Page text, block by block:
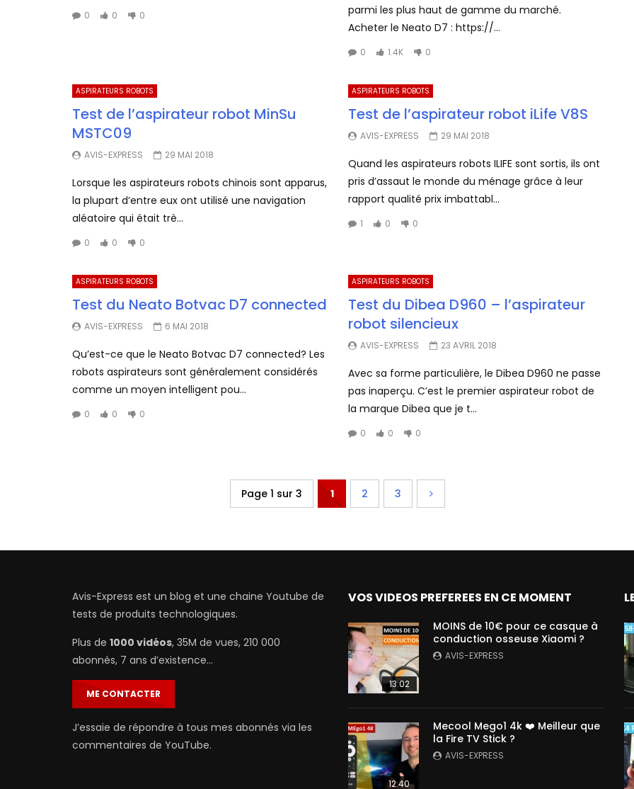
0 0 0
parmi les plus haut de gamme du marché.
Acheter le Neato D7 : https://...
0 1.4K 0
ASPIRATEURS ROBOTS
Test de l’aspirateur robot MinSu
MSTC09
AVIS-EXPRESS 29 MAI 2018
Lorsque les aspirateurs robots chinois sont apparus,
la plupart d’entre eux ont utilisé une navigation
aléatoire qui était trè...
0 0 0
ASPIRATEURS ROBOTS
Test de l’aspirateur robot iLife V8S
AVIS-EXPRESS 29 MAI 2018
Quand les aspirateurs robots ILIFE sont sortis, ils ont
pris d’assaut le monde du ménage grâce à leur
rapport qualité prix imbattabl...
1 0 0
ASPIRATEURS ROBOTS
Test du Neato Botvac D7 connected
AVIS-EXPRESS 6 MAI 2018
Qu’est-ce que le Neato Botvac D7 connected? Les
robots aspirateurs sont généralement considérés
comme un moyen intelligent pou...
0 0 0
ASPIRATEURS ROBOTS
Test du Dibea D960 – l’aspirateur
robot silencieux
AVIS-EXPRESS 23 AVRIL 2018
Avec sa forme particulière, le Dibea D960 ne passe
pas inaperçu. C’est le premier aspirateur robot de
la marque Dibea que je t...
0 0 0
Page 1 sur 3 1 2 3
Avis-Express est un blog et une chaine Youtube de
tests de produits technologiques.
Plus de 1000 vidéos, 35M de vues, 210 000
abonnés, 7 ans d’existence…
ME CONTACTER
J’essaie de répondre à tous mes abonnés via les
commentaires de YouTube.
VOS VIDEOS PREFEREES EN CE MOMENT
13:02
MOINS de 10€ pour ce casque à
conduction osseuse Xiaomi ?
AVIS-EXPRESS
12:40
Mecool Mego1 4k ❤️ Meilleur que
la Fire TV Stick ?
AVIS-EXPRESS